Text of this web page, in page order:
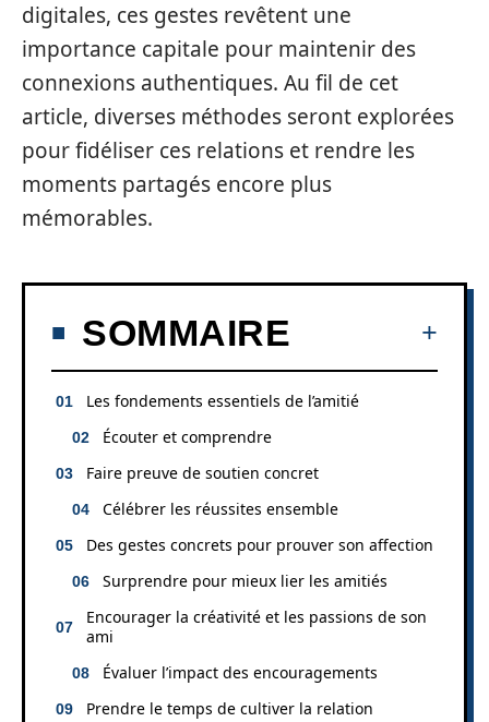
digitales, ces gestes revêtent une
importance capitale pour maintenir des
connexions authentiques. Au fil de cet
article, diverses méthodes seront explorées
pour fidéliser ces relations et rendre les
moments partagés encore plus
mémorables.
SOMMAIRE
Les fondements essentiels de l’amitié
Écouter et comprendre
Faire preuve de soutien concret
Célébrer les réussites ensemble
Des gestes concrets pour prouver son affection
Surprendre pour mieux lier les amitiés
Encourager la créativité et les passions de son
ami
Évaluer l’impact des encouragements
Prendre le temps de cultiver la relation